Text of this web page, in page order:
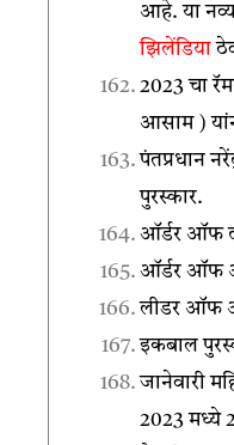
आहे. या
झिलेंडिया
2023 चा
आसाम )
पंतप्रधान
पुरस्कार.
ऑर्डर ऑफ
ऑर्डर ऑफ
लीडर ऑफ
इकबाल
जानेवारी
2023 मध्ये